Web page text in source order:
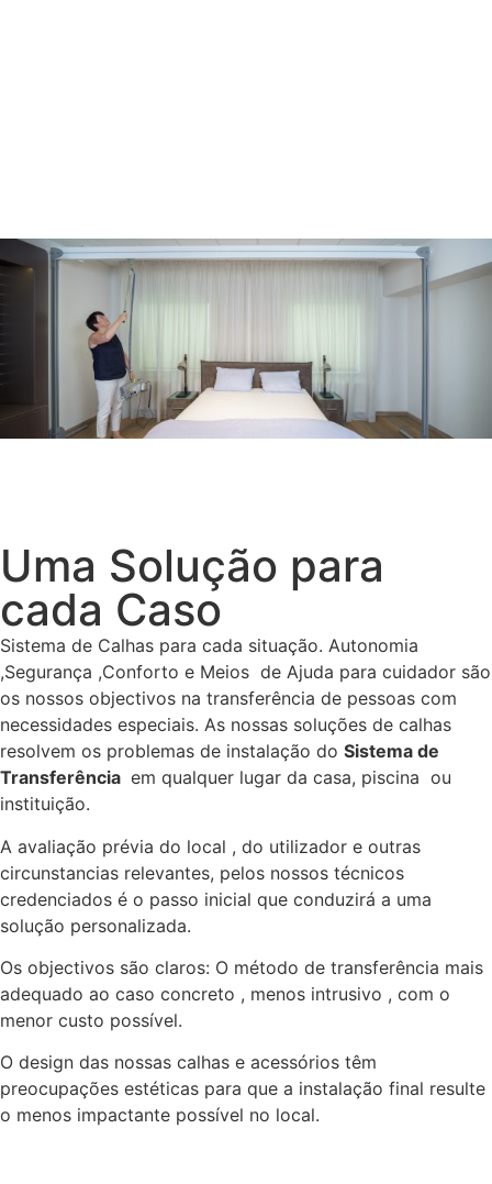
Uma Solução para
cada Caso
Sistema de Calhas para cada situação. Autonomia
,Segurança ,Conforto e Meios de Ajuda para cuidador são
os nossos objectivos na transferência de pessoas com
necessidades especiais. As nossas soluções de calhas
resolvem os problemas de instalação do Sistema de
Transferência em qualquer lugar da casa, piscina ou
instituição.
A avaliação prévia do local , do utilizador e outras
circunstancias relevantes, pelos nossos técnicos
credenciados é o passo inicial que conduzirá a uma
solução personalizada.
Os objectivos são claros: O método de transferência mais
adequado ao caso concreto , menos intrusivo , com o
menor custo possível.
O design das nossas calhas e acessórios têm
preocupações estéticas para que a instalação final resulte
o menos impactante possível no local.